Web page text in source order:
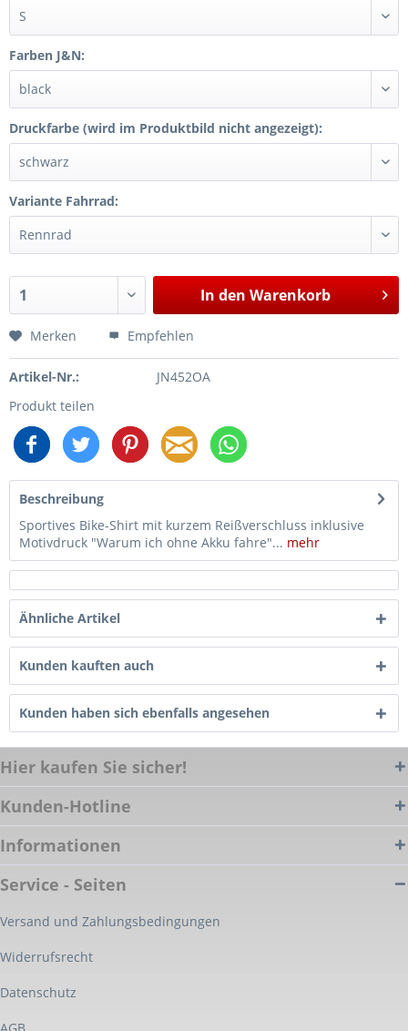
Farben J&N:
Druckfarbe (wird im Produktbild nicht angezeigt):
Variante Fahrrad:
In den Warenkorb
Merken Empfehlen
Artikel-Nr.:
JN452OA
Produkt teilen
Beschreibung
Sportives Bike-Shirt mit kurzem Reißverschluss inklusive
Motivdruck "Warum ich ohne Akku fahre"... mehr
Ähnliche Artikel
Kunden kauften auch
Kunden haben sich ebenfalls angesehen
Hier kaufen Sie sicher!
Kunden-Hotline
Informationen
Service - Seiten
Versand und Zahlungsbedingungen
Widerrufsrecht
Datenschutz